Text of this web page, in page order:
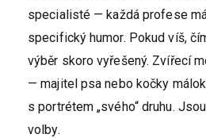
specialisté — každá profese
specifický humor. Pokud víš,
výběr skoro vyřešený. Zvířecí
— majitel psa nebo kočky
s portrétem „svého“ druhu.
volby.